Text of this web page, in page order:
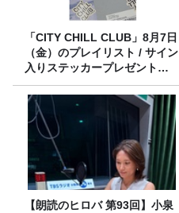
「CITY CHILL CLUB」8月7日
（金）のプレイリスト / サイン
入りステッカープレゼント有
り
【朗読のヒロバ 第93回】小泉